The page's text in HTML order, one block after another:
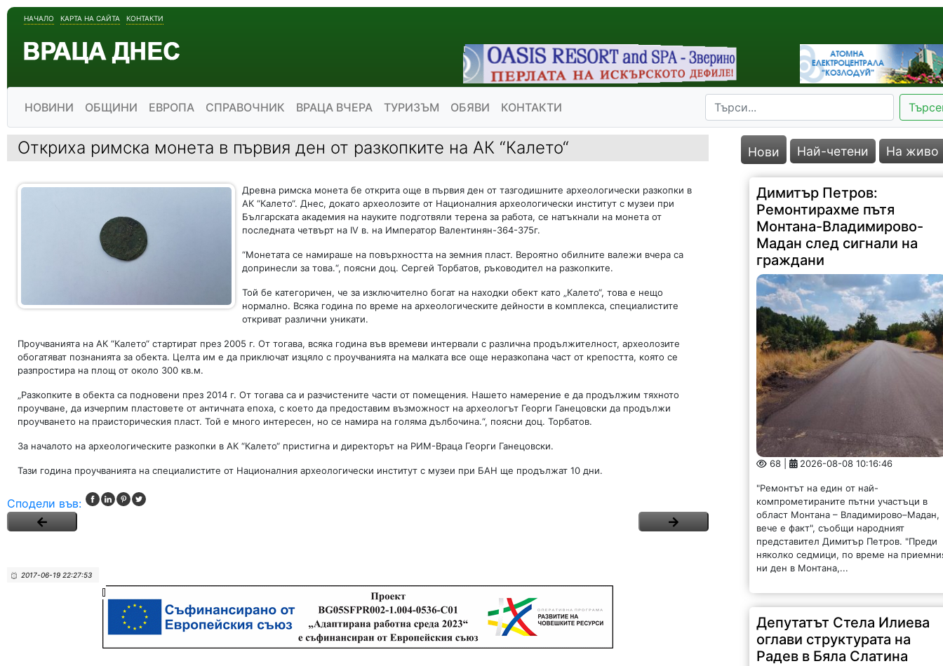
НАЧАЛО КАРТА НА САЙТА КОНТАКТИ
НОВИНИ ОБЩИНИ ЕВРОПА СПРАВОЧНИК ВРАЦА ВЧЕРА ТУРИЗЪМ ОБЯВИ КОНТАКТИ
Откриха римска монета в първия ден от разкопките на АК “Калето“
Древна римска монета бе открита още в първия ден от тазгодишните археологически разкопки в
АК “Калето“. Днес, докато археолозите от Националния археологически институт с музеи при
Българската академия на науките подготвяли терена за работа, се натъкнали на монета от
последната четвърт на IV в. на Император Валентинян-364-375г.
“Монетата се намираше на повърхността на земния пласт. Вероятно обилните валежи вчера са
допринесли за това.“, поясни доц. Сергей Торбатов, ръководител на разкопките.
Той бе категоричен, че за изключително богат на находки обект като „Калето“, това е нещо
нормално. Всяка година по време на археологическите дейности в комплекса, специалистите
откриват различни уникати.
Проучванията на АК “Калето“ стартират през 2005 г. От тогава, всяка година във времеви интервали с различна продължителност, археолозите
обогатяват познанията за обекта. Целта им е да приключат изцяло с проучванията на малката все още неразкопана част от крепостта, която се
разпростира на площ от около 300 кв.м.
„Разкопките в обекта са подновени през 2014 г. От тогава са и разчистените части от помещения. Нашето намерение е да продължим тяхното
проучване, да изчерпим пластовете от античната епоха, с което да предоставим възможност на археологът Георги Ганецовски да продължи
проучването на праисторическия пласт. Той е много интересен, но се намира на голяма дълбочина.“, поясни доц. Торбатов.
За началото на археологическите разкопки в АК “Калето“ пристигна и директорът на РИМ-Враца Георги Ганецовски.
Тази година проучванията на специалистите от Националния археологически институт с музеи при БАН ще продължат 10 дни.
Сподели във:
2017-06-19 22:27:53
Нови Най-четени На живо
Димитър Петров:
Ремонтирахме пътя
Монтана-Владимирово-
Мадан след сигнали на
граждани
68 | 2026-08-08 10:16:46
"Ремонтът на един от най-
компрометираните пътни участъци в
област Монтана – Владимирово–Мадан,
вече е факт", съобщи народният
представител Димитър Петров. "Преди
няколко седмици, по време на
ни ден в Монтана,...
Депутатът Стела Илиева
оглави структурата на
Радев в Бяла Слатина